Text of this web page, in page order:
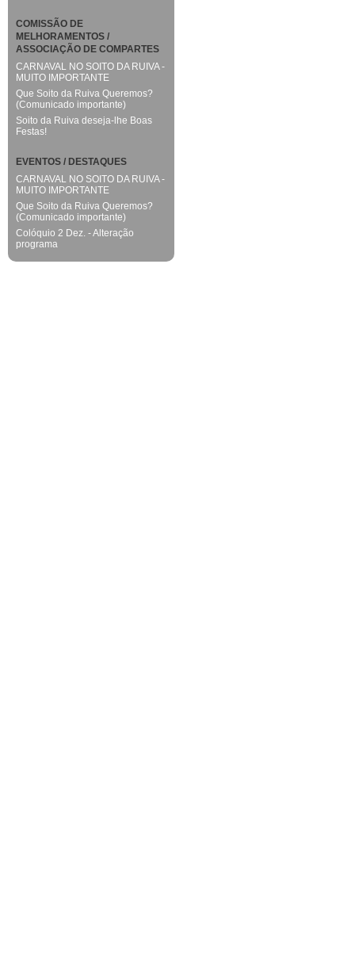
COMISSÃO DE
MELHORAMENTOS /
ASSOCIAÇÃO DE COMPARTES
CARNAVAL NO SOITO DA RUIVA -
MUITO IMPORTANTE
Que Soito da Ruiva Queremos?
(Comunicado importante)
Soito da Ruiva deseja-lhe Boas
Festas!
EVENTOS / DESTAQUES
CARNAVAL NO SOITO DA RUIVA -
MUITO IMPORTANTE
Que Soito da Ruiva Queremos?
(Comunicado importante)
Colóquio 2 Dez. - Alteração
programa